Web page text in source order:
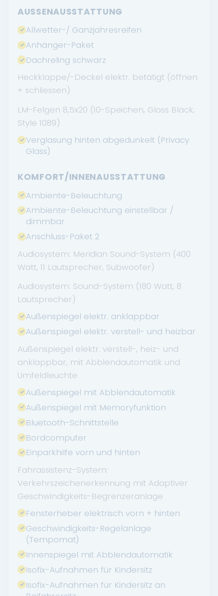
AUSSENAUSSTATTUNG
Allwetter-/ Ganzjahresreifen
Anhänger-Paket
Dachreling schwarz
Heckklappe/-Deckel elektr. betätigt (öffnen
+ schliessen)
LM-Felgen 8,5x20 (10-Speichen, Gloss Black,
Style 1089)
Verglasung hinten abgedunkelt (Privacy
Glass)
KOMFORT/INNENAUSSTATTUNG
Ambiente-Beleuchtung
Ambiente-Beleuchtung einstellbar /
dimmbar
Anschluss-Paket 2
Audiosystem: Meridian Sound-System (400
Watt, 11 Lautsprecher, Subwoofer)
Audiosystem: Sound-System (180 Watt, 8
Lautsprecher)
Außenspiegel elektr. anklappbar
Außenspiegel elektr. verstell- und heizbar
Außenspiegel elektr. verstell-, heiz- und
anklappbar, mit Abblendautomatik und
Umfeldleuchte
Außenspiegel mit Abblendautomatik
Außenspiegel mit Memoryfunktion
Bluetooth-Schnittstelle
Bordcomputer
Einparkhilfe vorn und hinten
Fahrassistenz-System:
Verkehrszeichenerkennung mit Adaptiver
Geschwindigkeits-Begrenzeranlage
Fensterheber elektrisch vorn + hinten
Geschwindigkeits-Regelanlage
(Tempomat)
Innenspiegel mit Abblendautomatik
Isofix-Aufnahmen für Kindersitz
Isofix-Aufnahmen für Kindersitz an